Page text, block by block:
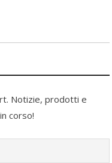
Notizie, prodotti e
corso!